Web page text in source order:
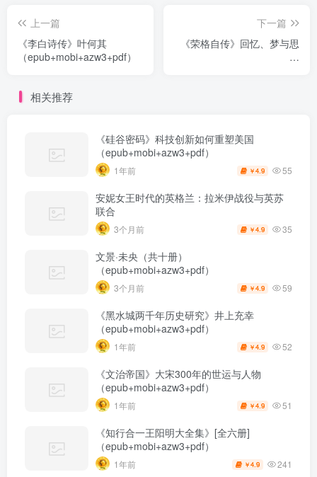
上一篇
《李白诗传》叶何其
（epub+mobi+azw3+pdf）
下一篇
《荣格自传》回忆、梦与思
考
相关推荐
《硅谷密码》科技创新如何重塑美国
（epub+mobi+azw3+pdf）
1年前 ￥4.9 55
安妮女王时代的英格兰：拉米伊战役与英苏
联合
3个月前 ￥4.9 35
文景·未央（共十册）
（epub+mobi+azw3+pdf）
3个月前 ￥4.9 59
《黑水城两千年历史研究》井上充幸
（epub+mobi+azw3+pdf）
1年前 ￥4.9 52
《文治帝国》大宋300年的世运与人物
（epub+mobi+azw3+pdf）
1年前 ￥4.9 51
《知行合一王阳明大全集》[全六册]
（epub+mobi+azw3+pdf）
1年前 ￥4.9 241